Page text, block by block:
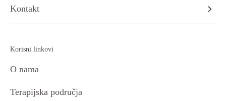
Kontakt
Korisni linkovi
O nama
Terapijska područja